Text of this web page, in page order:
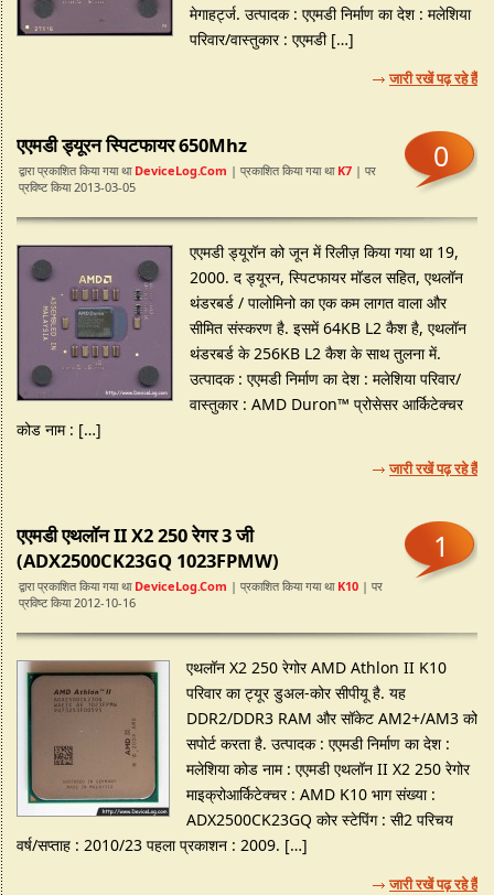
मेगाहर्ट्ज. उत्पादक : एएमडी निर्माण का देश : मलेशिया
परिवार/वास्तुकार : एएमडी […]
जारी रखें पढ़ रहे हैं
एएमडी ड्यूरन स्पिटफायर 650Mhz
द्वारा प्रकाशित किया गया था DeviceLog.com | प्रकाशित किया गया था K7 | पर
प्रविष्ट किया 2013-03-05
0
एएमडी ड्यूरॉन को जून में रिलीज़ किया गया था 19,
2000. द ड्यूरन, स्पिटफायर मॉडल सहित, एथलॉन
थंडरबर्ड / पालोमिनो का एक कम लागत वाला और
सीमित संस्करण है. इसमें 64KB L2 कैश है, एथलॉन
थंडरबर्ड के 256KB L2 कैश के साथ तुलना में.
उत्पादक : एएमडी निर्माण का देश : मलेशिया परिवार/
वास्तुकार : AMD Duron™ प्रोसेसर आर्किटेक्चर
कोड नाम : […]
जारी रखें पढ़ रहे हैं
एएमडी एथलॉन II X2 250 रेगर 3 जी
(ADX2500CK23GQ 1023FPMW)
द्वारा प्रकाशित किया गया था DeviceLog.com | प्रकाशित किया गया था K10 | पर
प्रविष्ट किया 2012-10-16
1
एथलॉन X2 250 रेगोर AMD Athlon II K10
परिवार का ट्यूर डुअल-कोर सीपीयू है. यह
DDR2/DDR3 RAM और सॉकेट AM2+/AM3 को
सपोर्ट करता है. उत्पादक : एएमडी निर्माण का देश :
मलेशिया कोड नाम : एएमडी एथलॉन II X2 250 रेगोर
माइक्रोआर्किटेक्चर : AMD K10 भाग संख्या :
ADX2500CK23GQ कोर स्टेपिंग : सी2 परिचय
वर्ष/सप्ताह : 2010/23 पहला प्रकाशन : 2009. […]
जारी रखें पढ़ रहे हैं